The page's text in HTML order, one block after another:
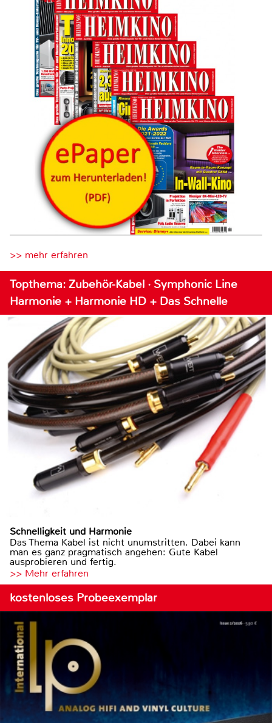
>> mehr erfahren
Topthema: Zubehör-Kabel · Symphonic Line
Harmonie + Harmonie HD + Das Schnelle
Schnelligkeit und Harmonie
Das Thema Kabel ist nicht unumstritten. Dabei kann
man es ganz pragmatisch angehen: Gute Kabel
ausprobieren und fertig.
>> Mehr erfahren
kostenloses Probeexemplar